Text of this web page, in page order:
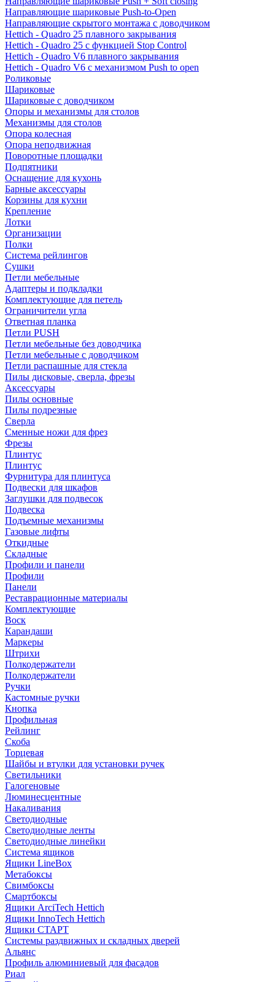
Направляющие шариковые Push-to-Open
Направляющие скрытого монтажа с доводчиком
Hettich - Quadro 25 плавного закрывания
Hettich - Quadro 25 с функцией Stop Control
Hettich - Quadro V6 плавного закрывания
Hettich - Quadro V6 с механизмом Push to open
Роликовые
Шариковые
Шариковые с доводчиком
Опоры и механизмы для столов
Механизмы для столов
Опора колесная
Опора неподвижная
Поворотные площадки
Подпятники
Оснащение для кухонь
Барные аксессуары
Корзины для кухни
Крепление
Лотки
Организации
Полки
Система рейлингов
Сушки
Петли мебельные
Адаптеры и подкладки
Комплектующие для петель
Ограничители угла
Ответная планка
Петли PUSH
Петли мебельные без доводчика
Петли мебельные с доводчиком
Петли распашные для стекла
Пилы дисковые, сверла, фрезы
Аксессуары
Пилы основные
Пилы подрезные
Сверла
Сменные ножи для фрез
Фрезы
Плинтус
Плинтус
Фурнитура для плинтуса
Подвески для шкафов
Заглушки для подвесок
Подвеска
Подъемные механизмы
Газовые лифты
Откидные
Складные
Профили и панели
Профили
Панели
Реставрационные материалы
Комплектующие
Воск
Карандаши
Маркеры
Штрихи
Полкодержатели
Полкодержатели
Ручки
Кастомные ручки
Кнопка
Профильная
Рейлинг
Скоба
Торцевая
Шайбы и втулки для установки ручек
Светильники
Галогеновые
Люминесцентные
Накаливания
Светодиодные
Светодиодные ленты
Светодиодные линейки
Система ящиков
Ящики LineBox
Метабоксы
Свимбоксы
Смартбоксы
Ящики ArciTech Hettich
Ящики InnoTech Hettich
Ящики СТАРТ
Системы раздвижных и складных дверей
Альянс
Профиль алюминиевый для фасадов
Риал